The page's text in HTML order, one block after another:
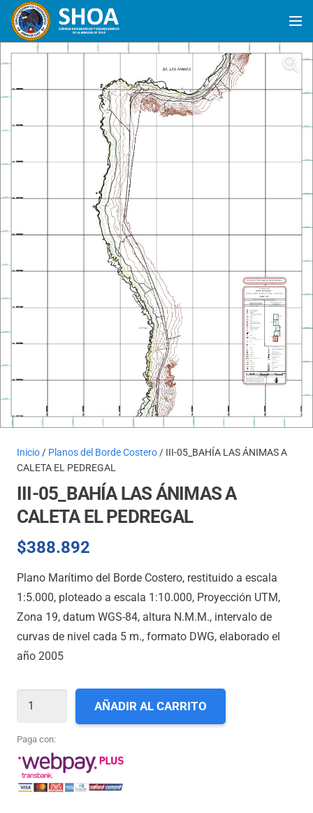
Inicio/ Planos del Borde Costero/ III-05_BAHÍA LAS ÁNIMAS A
CALETA EL PEDREGAL
III-05_BAHÍA LAS ÁNIMAS A
CALETA EL PEDREGAL
$388.892
Plano Marítimo del Borde Costero, restituido a escala
1:5.000, ploteado a escala 1:10.000, Proyección UTM,
Zona 19, datum WGS-84, altura N.M.M., intervalo de
curvas de nivel cada 5 m., formato DWG, elaborado el
año 2005
LAS
ÁNIMAS
A
CALETA
AÑADIR AL CARRITO
Paga con: